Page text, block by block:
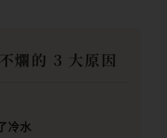
爛的 3 大原因
冷水